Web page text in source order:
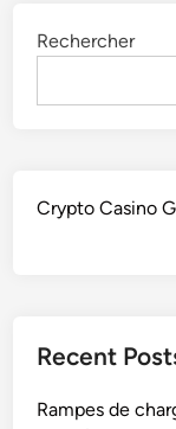
Rechercher
Crypto Casino
Recent
Rampes de